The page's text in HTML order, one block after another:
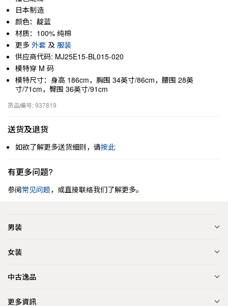
日本制造
颜色：靛蓝
材质：100% 纯棉
更多 外套 及 服装
供应商代码: MJ25E15-BL015-020
模特穿 M 码
模特尺寸：身高 186cm，胸围 34英寸/86cm，腰围 28英
寸/71cm，臀围 36英寸/91cm
货品编号: 937819
送货及退货
如欲了解更多送货细则，请按此
有更多问题?
参阅常见问题，或直接联络我们了解更多。
男装
女装
中古逸品
更多資訊